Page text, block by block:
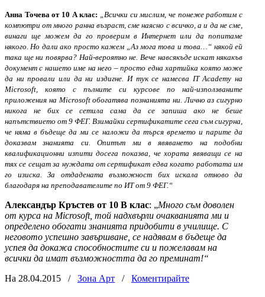
Анна Точева от 10 А клас: „Всички си мислим, че понеже работим с
компютри от много ранна възраст, сме наясно с всичко, а и да не сме,
винаги ще можем да го проверим в Интернет или да попитаме
някого. Но дали ако просто кажем „Аз мога това и това…“ някой ей
така ще ни повярва? Най-вероятно не. Вече навсякъде искат някакъв
документ с нашето име на него – просто една хартийка която може
да ни провали или да ни издигне. И тук се намесва IT Academy на
Microsoft, която с пълните си курсове по най-използваните
приложения на Microsoft обогатява познанията ни. Лично аз сигурно
никога не бих се сетила сама да се запиша ако не беше
напътствието от 9 ФЕГ. Взимайки сертификатите сега съм сигурна,
че няма в бъдеще да ми се наложи да търся времето и парите да
доказвам знанията си. Опитът ми в явяването на подобни
квалификационни изпити досега показва, че хората явяващи се на
тях се сещат за нуждата от сертификат едва когато работата им
го изиска. За отдадената възможност бих искала отново да
благодаря на преподавателите по ИТ от 9 ФЕГ.“
Александър Кръстев от 10 В клас: „Много съм доволен
от курса на Мicrosoft, той надхвърли очакванията ми и
определено обогати знанията придобити в училище. С
неговото успешно завършване, се надявам в бъдеще да
успея да докажа способностите си и пожелавам на
всички да имат възможността да го преминат!“
На 28.04.2015
/ Зона Арт / Коментирайте